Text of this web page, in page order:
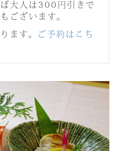
大人は300円引きで
ございます。
ます。 ご予約はこち